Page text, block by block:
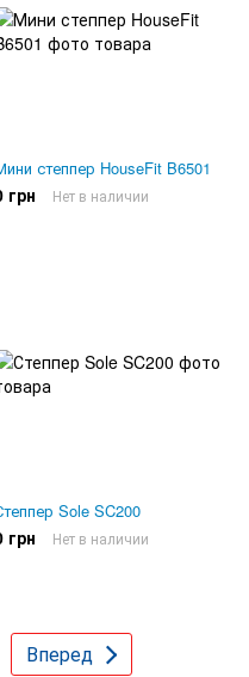
степпер HouseFit B6501
грн Нет в наличии
Sole SC200
грн Нет в наличии
Вперед